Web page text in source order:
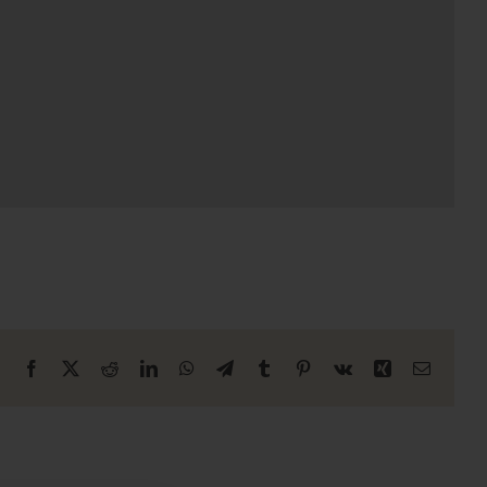
Facebook RedditLinkedInWhatsApp
TelegramTumblr Pinterest
Vk Xing E-